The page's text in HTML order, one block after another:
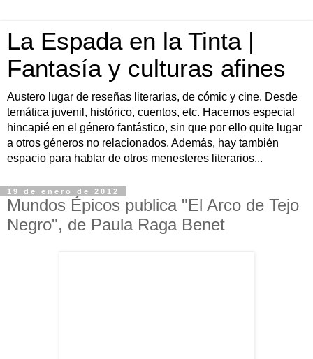
La Espada en la Tinta |
Fantasía y culturas afines
Austero lugar de reseñas literarias, de cómic y cine. Desde
temática juvenil, histórico, cuentos, etc. Hacemos especial
hincapié en el género fantástico, sin que por ello quite lugar
a otros géneros no relacionados. Además, hay también
espacio para hablar de otros menesteres literarios...
19 de enero de 2012
Mundos Épicos publica "El Arco de Tejo
Negro", de Paula Raga Benet